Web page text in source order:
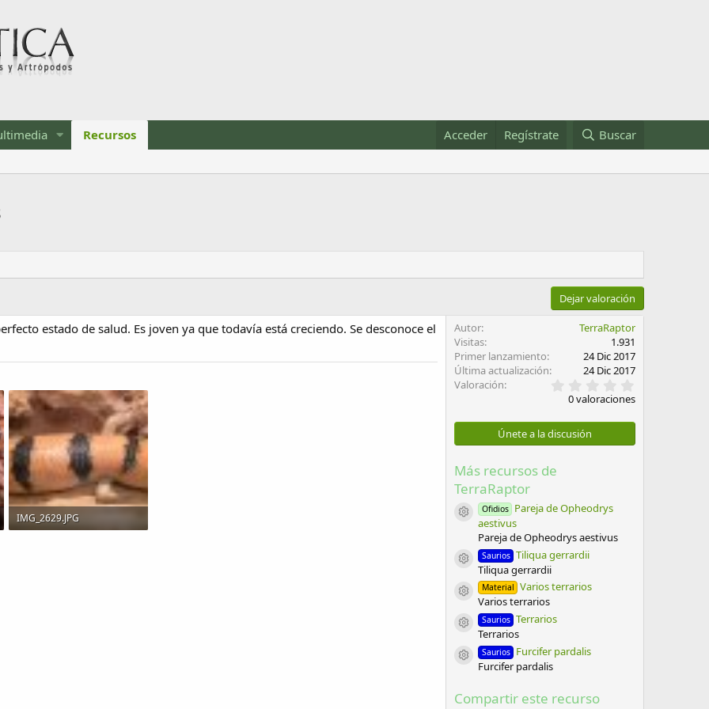
Recursos Acceder Regístrate Buscar
Dejar valoración
estado de salud. Es joven ya que todavía está creciendo. Se desconoce el
IMG_2629.JPG
Autor
TerraRaptor
Visitas
1.931
Primer lanzamiento
24 Dic 2017
Última actualización
24 Dic 2017
Valoración
,
0
s
0 valoraciones
Únete a la discusión
Más recursos de
TerraRaptor
Icono del recurso
Ofidios Pareja de Opheodrys
aestivus
Pareja de Opheodrys aestivus
Icono del recurso
Saurios Tiliqua gerrardii
Tiliqua gerrardii
Icono del recurso
Material Varios terrarios
Varios terrarios
Icono del recurso
Saurios Terrarios
Terrarios
Icono del recurso
Saurios Furcifer pardalis
Furcifer pardalis
Compartir este recurso